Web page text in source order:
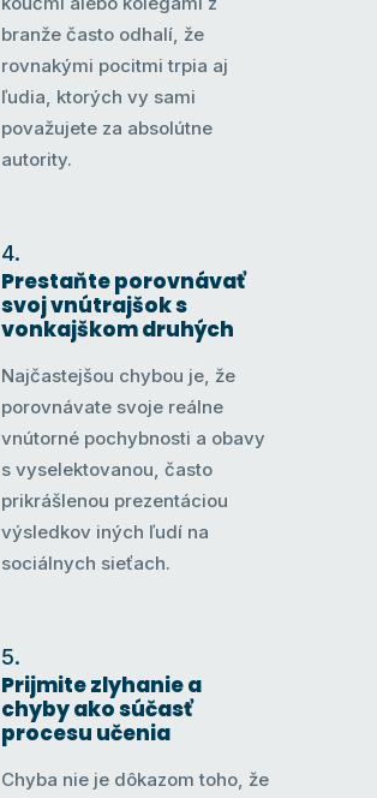
branže často odhalí, že
rovnakými pocitmi trpia aj
ľudia, ktorých vy sami
považujete za absolútne
autority.
Prestaňte porovnávať
svoj vnútrajšok s
vonkajškom druhých
Najčastejšou chybou je, že
porovnávate svoje reálne
vnútorné pochybnosti a obavy
s vyselektovanou, často
prikrášlenou prezentáciou
výsledkov iných ľudí na
sociálnych sieťach.
Prijmite zlyhanie a
chyby ako súčasť
procesu učenia
Chyba nie je dôkazom toho, že